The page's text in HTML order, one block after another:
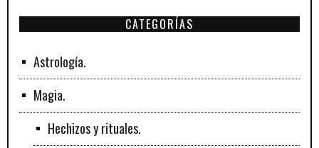
CATEGORÍAS
Astrología.
Magia.
Hechizos y rituales.